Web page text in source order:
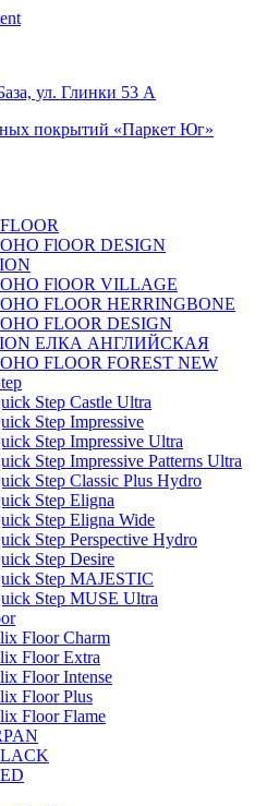
ул. Глинки 53 А
FlOOR DESIGN
FlOOR VILLAGE
FLOOR HERRINGBONE
FLOOR DESIGN
ЕЛКА АНГЛИЙСКАЯ
FLOOR FOREST NEW
Step Castle Ultra
Step Impressive
Step Impressive Ultra
Step Impressive Patterns Ultra
Step Classic Plus Hydro
Step Eligna
Step Eligna Wide
Step Perspective Hydro
Step Desire
Step MAJESTIC
Step MUSE Ultra
Floor Charm
Floor Extra
Floor Intense
Floor Plus
Floor Flame